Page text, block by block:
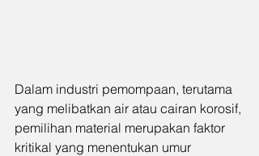
Dalam industri pemompaan, terutama
yang melibatkan air atau cairan korosif,
pemilihan material merupakan faktor
kritikal yang menentukan umur